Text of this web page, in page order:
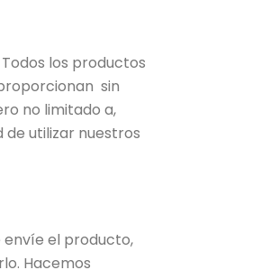
los productos
sin
no limitado a,
utilizar nuestros
envíe el producto,
Hacemos